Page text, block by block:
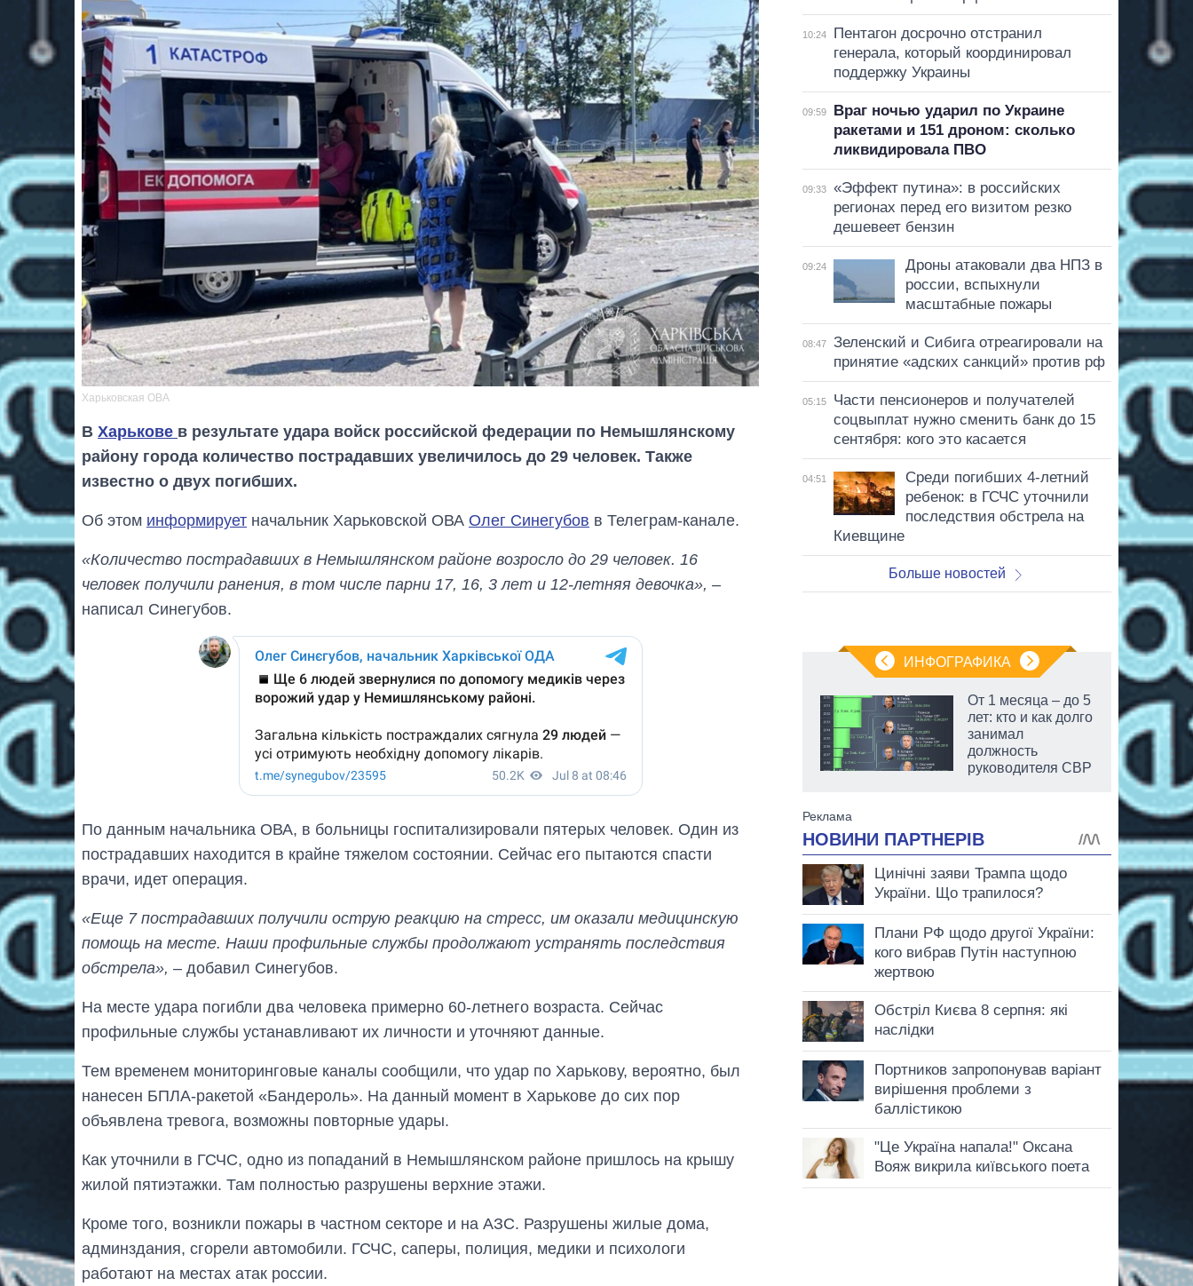
Харьковская ОВА
В Харькове в результате удара войск российской федерации по Немышлянскому
району города количество пострадавших увеличилось до 29 человек. Также
известно о двух погибших.
Об этом информирует начальник Харьковской ОВА Олег Синегубов в Телеграм-канале.
«Количество пострадавших в Немышлянском районе возросло до 29 человек. 16
человек получили ранения, в том числе парни 17, 16, 3 лет и 12-летняя девочка», –
написал Синегубов.
По данным начальника ОВА, в больницы госпитализировали пятерых человек. Один из
пострадавших находится в крайне тяжелом состоянии. Сейчас его пытаются спасти
врачи, идет операция.
«Еще 7 пострадавших получили острую реакцию на стресс, им оказали медицинскую
помощь на месте. Наши профильные службы продолжают устранять последствия
обстрела», – добавил Синегубов.
На месте удара погибли два человека примерно 60-летнего возраста. Сейчас
профильные службы устанавливают их личности и уточняют данные.
Тем временем мониторинговые каналы сообщили, что удар по Харькову, вероятно, был
нанесен БПЛА-ракетой «Бандероль». На данный момент в Харькове до сих пор
объявлена тревога, возможны повторные удары.
Как уточнили в ГСЧС, одно из попаданий в Немышлянском районе пришлось на крышу
жилой пятиэтажки. Там полностью разрушены верхние этажи.
Кроме того, возникли пожары в частном секторе и на АЗС. Разрушены жилые дома,
админздания, сгорели автомобили. ГСЧС, саперы, полиция, медики и психологи
работают на местах атак россии.
10:24
Пентагон досрочно отстранил
генерала, который координировал
поддержку Украины
09:59
Враг ночью ударил по Украине
ракетами и 151 дроном: сколько
ликвидировала ПВО
09:33
«Эффект путина»: в российских
регионах перед его визитом резко
дешевеет бензин
09:24
Дроны атаковали два НПЗ в
россии, вспыхнули
масштабные пожары
08:47
Зеленский и Сибига отреагировали на
принятие «адских санкций» против рф
05:15
Части пенсионеров и получателей
соцвыплат нужно сменить банк до 15
сентября: кого это касается
04:51
Среди погибших 4-летний
ребенок: в ГСЧС уточнили
последствия обстрела на
Киевщине
Больше новостей
ИНФОГРАФИКА
От 1 месяца – до 5
лет: кто и как долго
занимал
должность
руководителя СВР